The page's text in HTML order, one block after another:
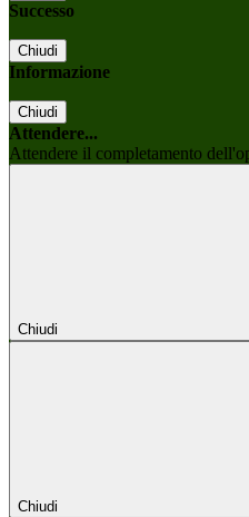
Successo
Chiudi
Informazione
Chiudi
Attendere...
Attendere il completamento
Chiudi
Chiudi